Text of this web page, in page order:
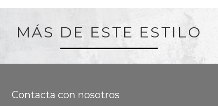
MÁS DE ESTE ESTILO
Contacta con nosotros